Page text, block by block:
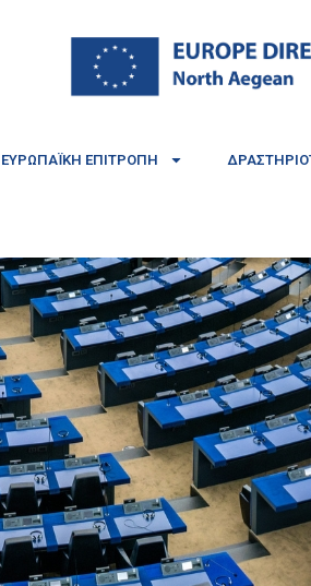
ΕΥΡΩΠΑΪΚΉ ΕΠΙΤΡΟΠΉ